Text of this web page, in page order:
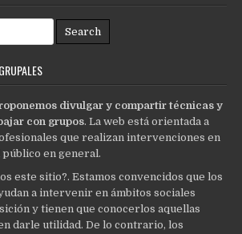
divulgar y compartir técnicas y
con grupos. La web está orientada a
que realizan intervenciones en
en general.
este sitio?. Estamos convencidos que los
a intervenir en ámbitos sociales
y tienen que conocerlos aquellas
darle utilidad. De lo contrario, los